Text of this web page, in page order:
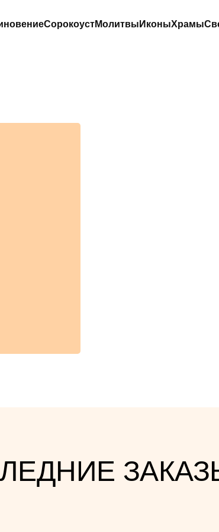
СорокоустМолитвы ИконыХрамы